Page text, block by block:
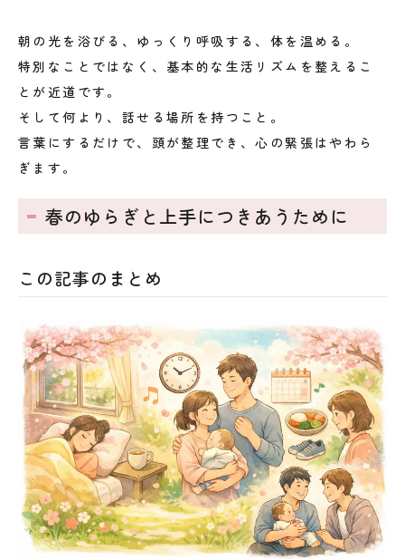
朝の光を浴びる、ゆっくり呼吸する、体を温める。
特別なことではなく、基本的な生活リズムを整えるこ
とが近道です。
そして何より、話せる場所を持つこと。
言葉にするだけで、頭が整理でき、心の緊張はやわら
ぎます。
春のゆらぎと上手につきあうために
この記事のまとめ